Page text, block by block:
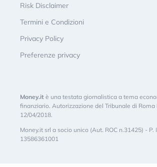
Risk Disclaimer
Termini e Condizioni
Privacy Policy
Preferenze privacy
Money.it è una testata giornalistica a tema
finanziario. Autorizzazione del Tribunale di Roma
12/04/2018.
Money.it srl a socio unico (Aut. ROC n.31425) - P.
13586361001